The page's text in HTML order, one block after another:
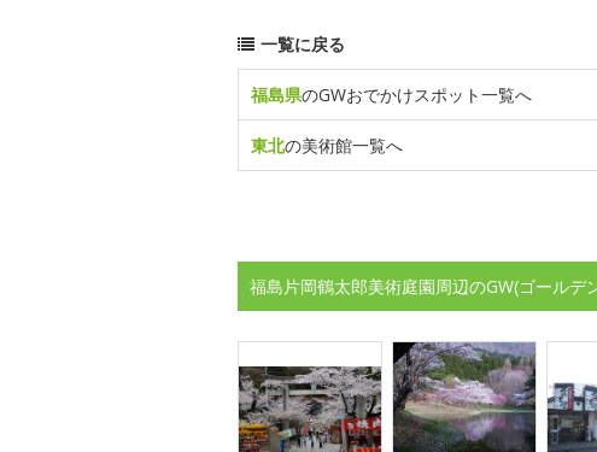
一覧に戻る
福島県のGWおでかけスポット一覧へ
東北の美術館一覧へ
福島片岡鶴太郎美術庭園周辺のGW(ゴールデ